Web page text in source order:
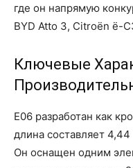
где он напрямую
BYD Atto 3, Citroën ë-
Ключевые
E06 разработан как
длина составляет
Он оснащен одним